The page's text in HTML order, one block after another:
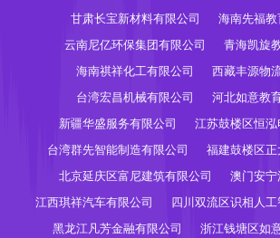
甘肃长宝新材料有限公司
海南先福教
云南尼亿环保集团有限公司
青海凯旋
海南祺祥化工有限公司
西藏丰源物
台湾宏昌机械有限公司
河北如意教
新疆华盛服务有限公司
江苏鼓楼区恒泓
台湾群先智能制造有限公司
福建鼓楼区正
北京延庆区富尼建筑有限公司
澳门安宁
江西琪祥汽车有限公司
四川双流区识相人
黑龙江凡芳金融有限公司
浙江钱塘区如